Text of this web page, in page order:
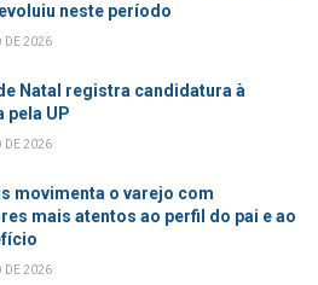
neste período
DE 2026
Natal registra candidatura à
pela UP
DE 2026
movimenta o varejo com
mais atentos ao perfil do pai e ao
DE 2026